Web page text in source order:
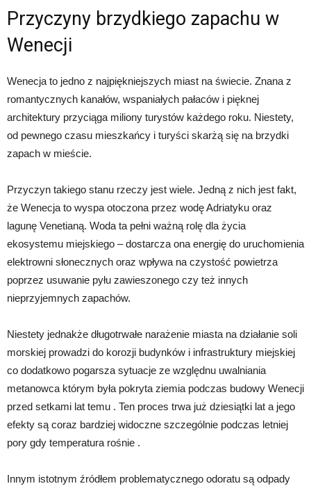
Przyczyny brzydkiego zapachu w
Wenecji
Wenecja to jedno z najpiękniejszych miast na świecie. Znana z
romantycznych kanałów, wspaniałych pałaców i pięknej
architektury przyciąga miliony turystów każdego roku. Niestety,
od pewnego czasu mieszkańcy i turyści skarżą się na brzydki
zapach w mieście.
Przyczyn takiego stanu rzeczy jest wiele. Jedną z nich jest fakt,
że Wenecja to wyspa otoczona przez wodę Adriatyku oraz
lagunę Venetianą. Woda ta pełni ważną rolę dla życia
ekosystemu miejskiego – dostarcza ona energię do uruchomienia
elektrowni słonecznych oraz wpływa na czystość powietrza
poprzez usuwanie pyłu zawieszonego czy też innych
nieprzyjemnych zapachów.
Niestety jednakże długotrwałe narażenie miasta na działanie soli
morskiej prowadzi do korozji budynków i infrastruktury miejskiej
co dodatkowo pogarsza sytuacje ze względnu uwalniania
metanowca którym była pokryta ziemia podczas budowy Wenecji
przed setkami lat temu . Ten proces trwa już dziesiątki lat a jego
efekty są coraz bardziej widoczne szczególnie podczas letniej
pory gdy temperatura rośnie .
Innym istotnym źródłem problematycznego odoratu są odpady